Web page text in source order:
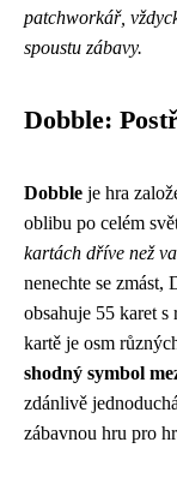
patchworkář,
spoustu zábavy.
Dobble:
Dobble je hra
oblibu po celém
kartách dříve než
nenechte se zmást,
obsahuje 55 karet
kartě je osm
shodný symbol
zdánlivě
zábavnou hru pro